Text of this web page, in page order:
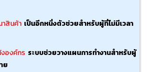
สินค้า เป็นอีกหนึ่งตัวช่วยสำหรับผู้ที่ไม่มีเวลา
งองค์กร ระบบช่วยวางแผนการทำงานสำหรับผู้
ย